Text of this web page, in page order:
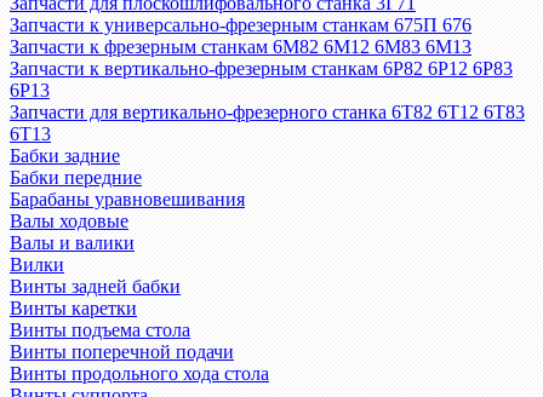
Запчасти к универсально-фрезерным станкам 675П 676
Запчасти к фрезерным станкам 6М82 6М12 6М83 6М13
Запчасти к вертикально-фрезерным станкам 6Р82 6Р12 6Р83
6Р13
Запчасти для вертикально-фрезерного станка 6Т82 6Т12 6Т83
6Т13
Бабки задние
Бабки передние
Барабаны уравновешивания
Валы ходовые
Валы и валики
Вилки
Винты задней бабки
Винты каретки
Винты подъема стола
Винты поперечной подачи
Винты продольного хода стола